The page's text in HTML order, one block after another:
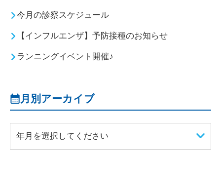
今月の診察スケジュール
【インフルエンザ】予防接種のお知らせ
ランニングイベント開催♪
月別アーカイブ
年月を選択してください